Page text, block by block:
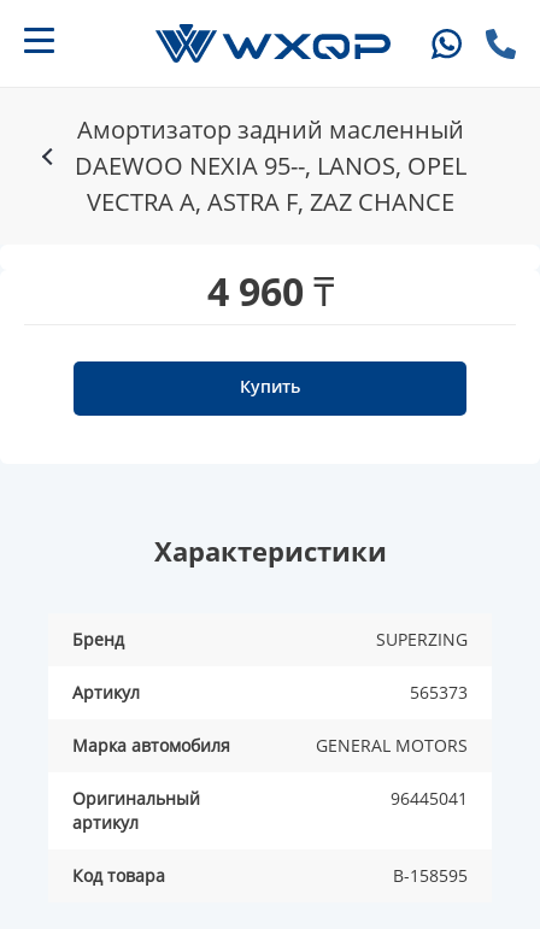
Амортизатор задний масленный
DAEWOO NEXIA 95--, LANOS, OPEL
VECTRA A, ASTRA F, ZAZ CHANCE
4 960 ₸
Купить
Характеристики
Бренд SUPERZING
Артикул 565373
Марка автомобиля GENERAL MOTORS
Оригинальный
артикул
96445041
Код товара B-158595